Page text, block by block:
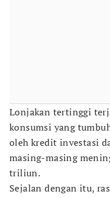
Lonjakan tertinggi
konsumsi yang
oleh kredit investasi
masing-masing
triliun.
Sejalan dengan itu,